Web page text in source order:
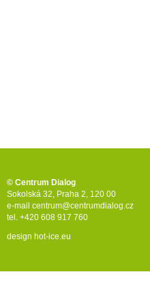
© Centrum Dialog
Sokolská 32, Praha 2, 120 00
e-mail centrum@centrumdialog.cz
tel. +420 608 917 760
design hot-ice.eu